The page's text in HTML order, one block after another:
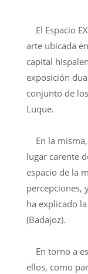
El Espacio
arte ubicada
capital
exposición
conjunto de
Luque.
En la
lugar carente
espacio de la
percepciones,
ha explicado
(Badajoz).
En torno a
ellos, como